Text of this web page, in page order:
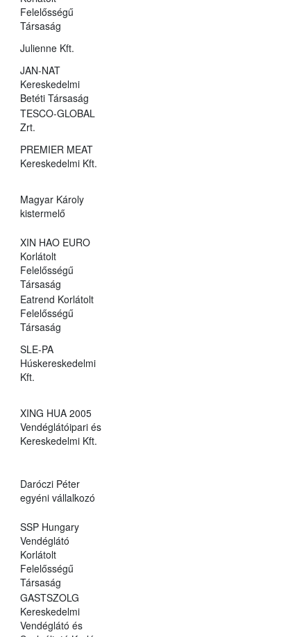
Felelősségű
Társaság
Julienne Kft.
JAN-NAT
Kereskedelmi
Betéti Társaság
TESCO-GLOBAL
Zrt.
PREMIER MEAT
Kereskedelmi Kft.
Magyar Károly
kistermelő
XIN HAO EURO
Korlátolt
Felelősségű
Társaság
Eatrend Korlátolt
Felelősségű
Társaság
SLE-PA
Húskereskedelmi
Kft.
XING HUA 2005
Vendéglátóipari és
Kereskedelmi Kft.
Daróczi Péter
egyéni vállalkozó
SSP Hungary
Vendéglátó
Korlátolt
Felelősségű
Társaság
GASTSZOLG
Kereskedelmi
Vendéglátó és